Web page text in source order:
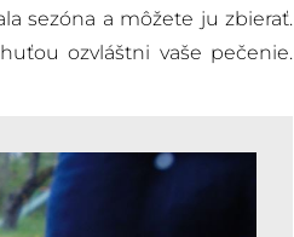
sezóna a môžete ju zbierať.
ozvláštni vaše pečenie.